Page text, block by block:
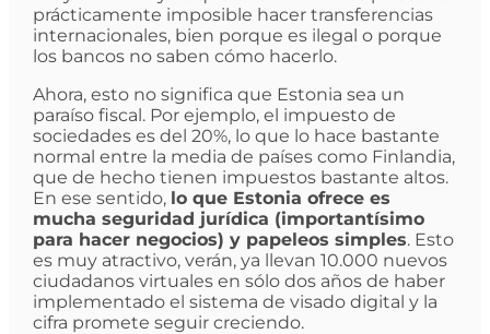
prácticamente imposible hacer transferencias
internacionales, bien porque es ilegal o porque
los bancos no saben cómo hacerlo.
Ahora, esto no significa que Estonia sea un
paraíso fiscal. Por ejemplo, el impuesto de
sociedades es del 20%, lo que lo hace bastante
normal entre la media de países como Finlandia,
que de hecho tienen impuestos bastante altos.
En ese sentido, lo que Estonia ofrece es
mucha seguridad jurídica (importantísimo
para hacer negocios) y papeleos simples. Esto
es muy atractivo, verán, ya llevan 10.000 nuevos
ciudadanos virtuales en sólo dos años de haber
implementado el sistema de visado digital y la
cifra promete seguir creciendo.